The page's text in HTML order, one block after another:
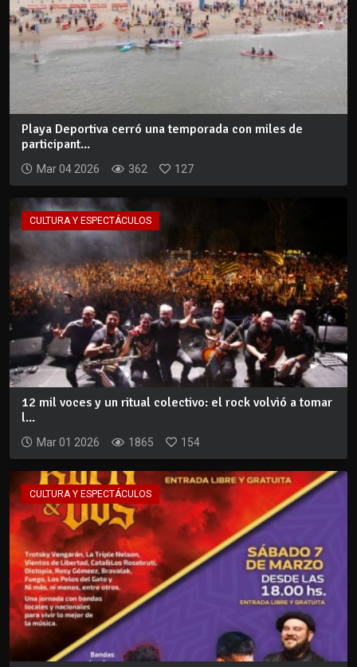
Playa Deportiva cerró una temporada con miles de
participant...
Mar 04 2026 362 127
CULTURA Y ESPECTÁCULOS
12 mil voces y un ritual colectivo: el rock volvió a tomar
l...
Mar 01 2026 1865 154
CULTURA Y ESPECTÁCULOS